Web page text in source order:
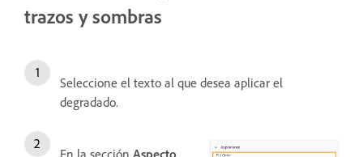
trazos y sombras
Seleccione el texto al que desea aplicar el
degradado.
En la sección Aspecto